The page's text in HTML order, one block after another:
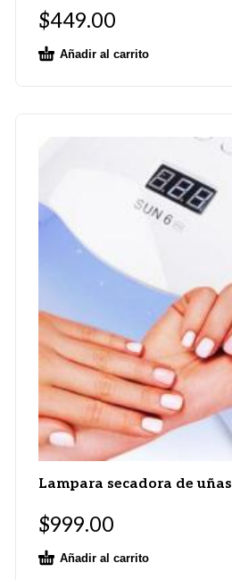
$449.00
Añadir al carrito
Lampara secadora de uñas
$999.00
Añadir al carrito